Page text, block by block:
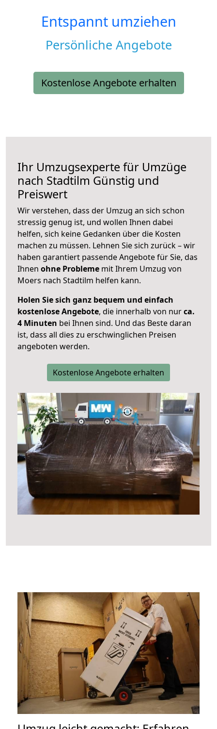
Entspannt umziehen
Persönliche Angebote
Kostenlose Angebote erhalten
Ihr Umzugsexperte für Umzüge
nach Stadtilm Günstig und
Preiswert
Wir verstehen, dass der Umzug an sich schon
stressig genug ist, und wollen Ihnen dabei
helfen, sich keine Gedanken über die Kosten
machen zu müssen. Lehnen Sie sich zurück – wir
haben garantiert passende Angebote für Sie, das
Ihnen ohne Probleme mit Ihrem Umzug von
Moers nach Stadtilm helfen kann.
Holen Sie sich ganz bequem und einfach
kostenlose Angebote, die innerhalb von nurca.
4 Minuten bei Ihnen sind. Und das Beste daran
ist, dass all dies zu erschwinglichen Preisen
angeboten werden.
Kostenlose Angebote erhalten